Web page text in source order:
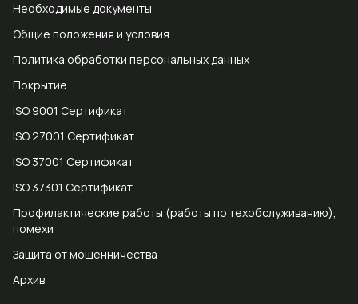
Необходимые документы
Общие положения и условия
Политика обработки персональных данных
Покрытие
ISO 9001 Сертификат
ISO 27001 Сертификат
ISO 37001 Сертификат
ISO 37301 Сертификат
Профилактические работы (работы по техобслуживанию),
помехи
Защита от мошенничества
Архив